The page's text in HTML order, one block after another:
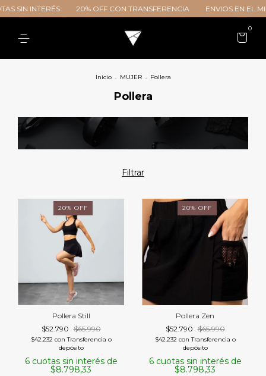
SIN INTERÉS 20% OFF CON TRANSFERENCIA ENVIOS EN EL
0
Inicio . MUJER . Pollera
Pollera
Filtrar
20% OFF
Pollera Still
$52.790 $65.990
$42.232 con Transferencia o
depósito
6 cuotas sin interés de
$8.798,33
20% OFF
Pollera Zen
$52.790 $65.990
$42.232 con Transferencia o
depósito
6 cuotas sin interés de
$8.798,33